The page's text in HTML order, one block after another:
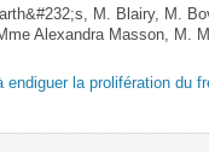
M. Blairy, M.
Alexandra Masson, M.
la prolifération du